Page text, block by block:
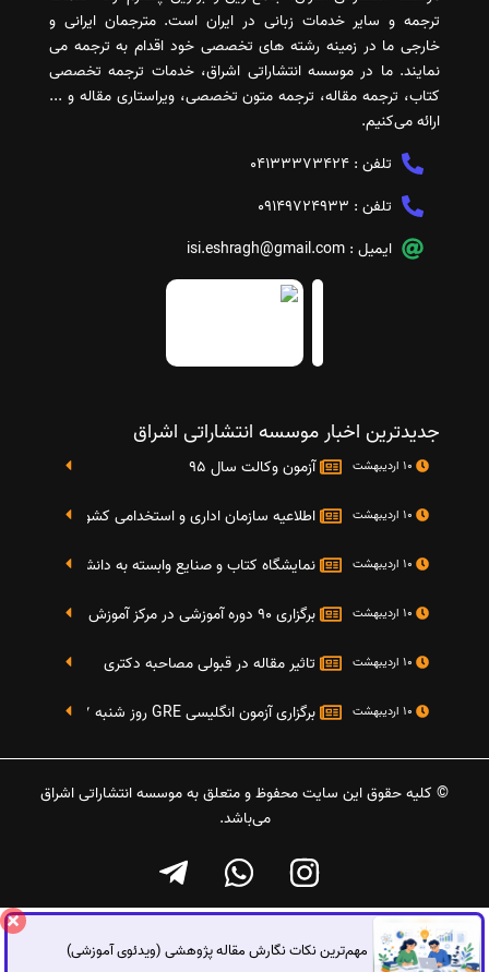
ترجمه و سایر خدمات زبانی در ایران است. مترجمان ایرانی و
خارجی ما در زمینه رشته های تخصصی خود اقدام به ترجمه می
نمایند. ما در موسسه انتشاراتی اشراق، خدمات ترجمه تخصصی
کتاب، ترجمه مقاله، ترجمه متون تخصصی، ویراستاری مقاله و ...
ارائه می‌کنیم.
تلفن : 04133373424
تلفن : 09149724933
ایمیل : isi.eshragh@gmail.com
جدیدترین اخبار موسسه انتشاراتی اشراق
آزمون وکالت سال 95
اطلاعیه سازمان اداری و استخدامی کشور در خصوص
نمایشگاه کتاب و صنایع وابسته به دانشگاه صنعتی شریف 4 الی 8 مهر
برگزاری 90 دوره آموزشی در مرکز آموزش فرهنگی دانشگاه علامه
تاثیر مقاله در قبولی مصاحبه دکتری
برگزاری آزمون انگلیسی GRE روز شنبه 27 شهریور(مقارن با 17 سپتامبر 2016)
© کلیه حقوق این سایت محفوظ و متعلق به موسسه انتشاراتی اشراق
می‌باشد.
مهم‌ترین نکات نگارش مقاله پژوهشی (ویدئوی آموزشی)
گفتگوی آنلاین